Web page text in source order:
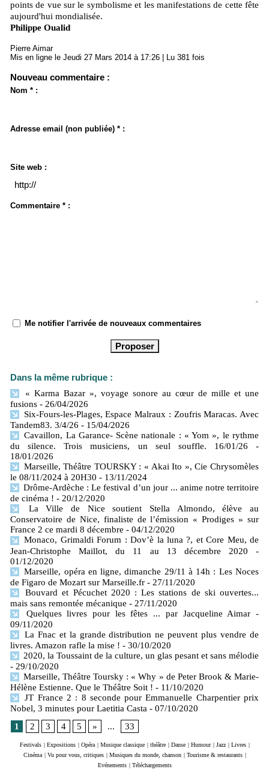
points de vue sur le symbolisme et les manifestations de cette fête
aujourd'hui mondialisée.
Philippe Oualid
Pierre Aimar
Mis en ligne le Jeudi 27 Mars 2014 à 17:26 | Lu 381 fois
Nouveau commentaire :
Nom * :
Adresse email (non publiée) * :
Site web :
Commentaire * :
Me notifier l'arrivée de nouveaux commentaires
Dans la même rubrique :
« Karma Bazar », voyage sonore au cœur de mille et une
fusions - 26/04/2026
Six-Fours-les-Plages, Espace Malraux : Zoufris Maracas. Avec
Tandem83. 3/4/26 - 15/04/2026
Cavaillon, La Garance- Scène nationale : « Yom », le rythme
du silence. Trois musiciens, un seul souffle. 16/01/26
-
18/01/2026
Marseille, Théâtre TOURSKY : « Akai Ito », Cie Chrysomèles
le 08/11/2024 à 20H30 - 13/11/2024
Drôme-Ardèche : Le festival d’un jour ... anime notre territoire
de cinéma ! - 20/12/2020
La Ville de Nice soutient Stella Almondo, élève au
Conservatoire de Nice, finaliste de l’émission « Prodiges » sur
France 2 ce mardi 8 décembre - 04/12/2020
Monaco, Grimaldi Forum : Dov’è la luna ?, et Core Meu, de
Jean-Christophe Maillot, du 11 au 13 décembre 2020
-
01/12/2020
Marseille, opéra en ligne, dimanche 29/11 à 14h : Les Noces
de Figaro de Mozart sur Marseille.fr - 27/11/2020
Bouvard et Pécuchet 2020 : Les stations de ski ouvertes...
mais sans remontée mécanique - 27/11/2020
Quelques livres pour les fêtes ... par Jacqueline Aimar -
09/11/2020
La Fnac et la grande distribution ne peuvent plus vendre de
livres. Amazon rafle la mise ! - 30/10/2020
2020, la Toussaint de la culture, un glas pesant et sans mélodie
- 29/10/2020
Marseille, Théâtre Toursky : « Why » de Peter Brook & Marie-
Hélène Estienne. Que le Théâtre Soit ! - 11/10/2020
JT France 2 : 8 seconde pour Emmanuelle Charpentier prix
Nobel, 3 minutes pour Laetitia Casta - 07/10/2020
1
2 3 4 5 » ... 33
Festivals | Expositions | Opéra | Musique classique | théâtre | Danse | Humour | Jazz | Livres |
Cinéma | Vu pour vous, critiques | Musiques du monde, chanson | Tourisme & restaurants |
Evénements | Téléchargements